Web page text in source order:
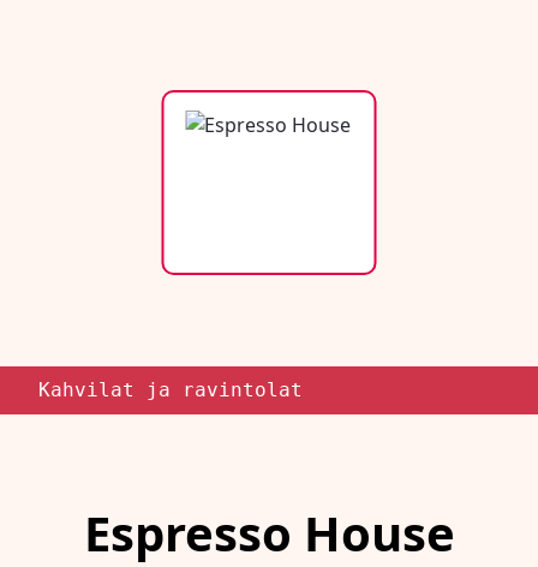
Kahvilat ja ravintolat
Espresso House